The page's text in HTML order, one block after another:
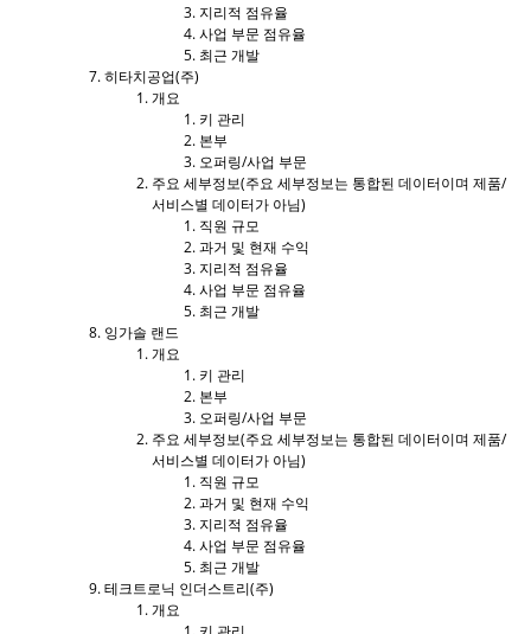
지리적 점유율
사업 부문 점유율
최근 개발
히타치공업(주)
개요
키 관리
본부
오퍼링/사업 부문
주요 세부정보(주요 세부정보는 통합된 데이터이며 제품/
서비스별 데이터가 아님)
직원 규모
과거 및 현재 수익
지리적 점유율
사업 부문 점유율
최근 개발
잉가솔 랜드
개요
키 관리
본부
오퍼링/사업 부문
주요 세부정보(주요 세부정보는 통합된 데이터이며 제품/
서비스별 데이터가 아님)
직원 규모
과거 및 현재 수익
지리적 점유율
사업 부문 점유율
최근 개발
테크트로닉 인더스트리(주)
개요